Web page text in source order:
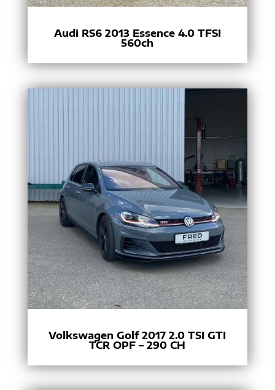
Audi RS6 2013 Essence 4.0 TFSI
560ch
Volkswagen Golf 2017 2.0 TSI GTI
TCR OPF – 290 CH